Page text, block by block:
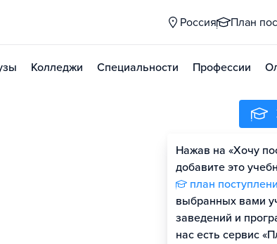
Россия План
Колледжи Специальности Профессии
Нажав на «Хочу
добавите это
план
выбранных вами
заведений и
нас есть сервис